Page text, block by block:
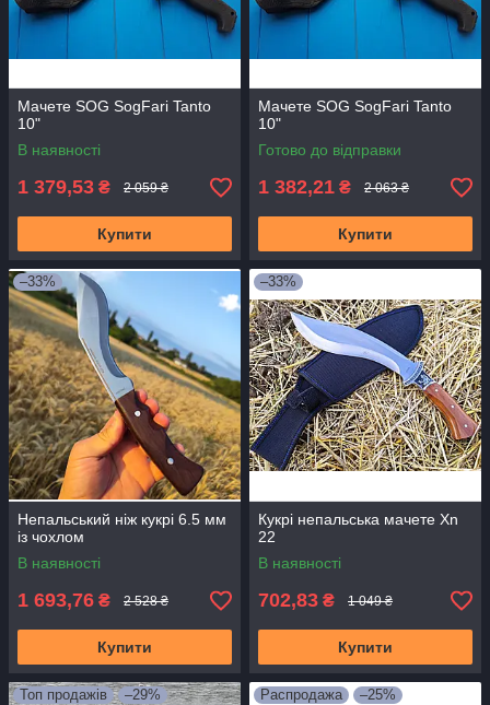
Мачете SOG SogFari Tanto
10"
В наявності
1 379,53 ₴ 2 059 ₴
Купити
Мачете SOG SogFari Tanto
10"
Готово до відправки
1 382,21 ₴ 2 063 ₴
Купити
–33%
Непальський ніж кукрі 6.5 мм
із чохлом
В наявності
1 693,76 ₴ 2 528 ₴
Купити
–33%
Кукрі непальська мачете Xn
22
В наявності
702,83 ₴ 1 049 ₴
Купити
Топ продажів
–29%
Распродажа –25%